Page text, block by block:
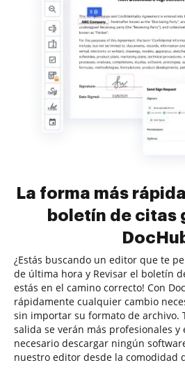
La forma más
boletín de citas
¿Estás buscando un editor que te
de última hora y Revisar el boletín
estás en el camino correcto! Con
rápidamente cualquier cambio
sin importar su formato de archivo.
salida se verán más profesionales y
necesario descargar ningún
nuestro editor desde la comodidad